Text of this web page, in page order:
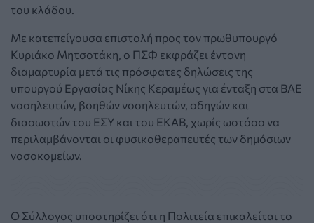
του κλάδου.
Με κατεπείγουσα επιστολή προς τον πρωθυπουργό
Κυριάκο Μητσοτάκη, ο ΠΣΦ εκφράζει έντονη
διαμαρτυρία μετά τις πρόσφατες δηλώσεις της
υπουργού Εργασίας Νίκης Κεραμέως για ένταξη στα ΒΑΕ
νοσηλευτών, βοηθών νοσηλευτών, οδηγών και
διασωστών του ΕΣΥ και του ΕΚΑΒ, χωρίς ωστόσο να
περιλαμβάνονται οι φυσικοθεραπευτές των δημόσιων
νοσοκομείων.
Ο Σύλλογος υποστηρίζει ότι η Πολιτεία επικαλείται το